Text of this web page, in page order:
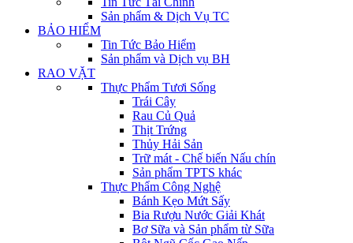
Sản phẩm & Dịch Vụ TC
BẢO HIỂM
Tin Tức Bảo Hiểm
Sản phẩm và Dịch vụ BH
RAO VẶT
Thực Phẩm Tươi Sống
Trái Cây
Rau Củ Quả
Thịt Trứng
Thủy Hải Sản
Trữ mát - Chế biến Nấu chín
Sản phẩm TPTS khác
Thực Phẩm Công Nghệ
Bánh Kẹo Mứt Sấy
Bia Rượu Nước Giải Khát
Bơ Sữa và Sản phẩm từ Sữa